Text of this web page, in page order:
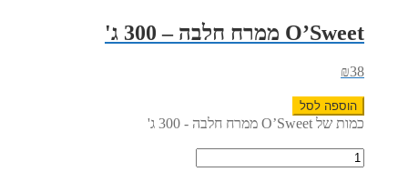
O’Sweet ממרח חלבה – 300 ג'
₪38
הוספה לסל
כמות של O’Sweet ממרח חלבה - 300 ג'